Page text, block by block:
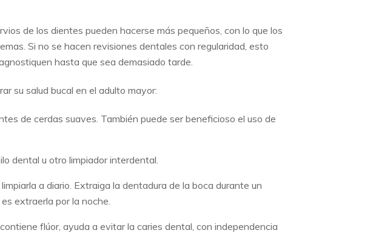
de los dientes pueden hacerse más pequeños, con lo que los
Si no se hacen revisiones dentales con regularidad, esto
hasta que sea demasiado tarde.
su salud bucal en el adulto mayor:
de cerdas suaves. También puede ser beneficioso el uso de
dental u otro limpiador interdental.
a diario. Extraiga la dentadura de la boca durante un
extraerla por la noche.
flúor, ayuda a evitar la caries dental, con independencia